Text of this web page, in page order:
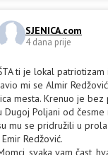
SJENICA.com
4 dana prije
ti je lokal
mi se Almir
mesta. Krenuo je bez
Dugoj Poljani od
mu se pridružili u
Redžović.
svaka vam čast,